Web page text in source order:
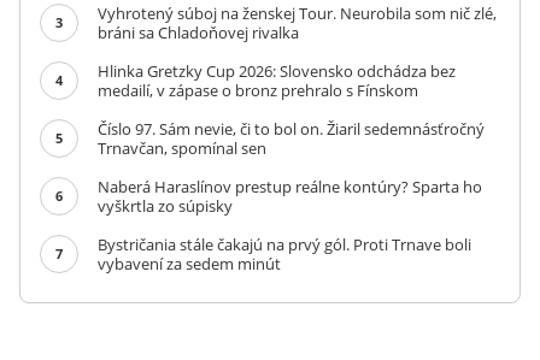
3
Vyhrotený súboj na ženskej Tour. Neurobila som nič zlé,
bráni sa Chladoňovej rivalka
4
Hlinka Gretzky Cup 2026: Slovensko odchádza bez
medailí, v zápase o bronz prehralo s Fínskom
5
Číslo 97. Sám nevie, či to bol on. Žiaril sedemnásťročný
Trnavčan, spomínal sen
6
Naberá Haraslínov prestup reálne kontúry? Sparta ho
vyškrtla zo súpisky
7
Bystričania stále čakajú na prvý gól. Proti Trnave boli
vybavení za sedem minút